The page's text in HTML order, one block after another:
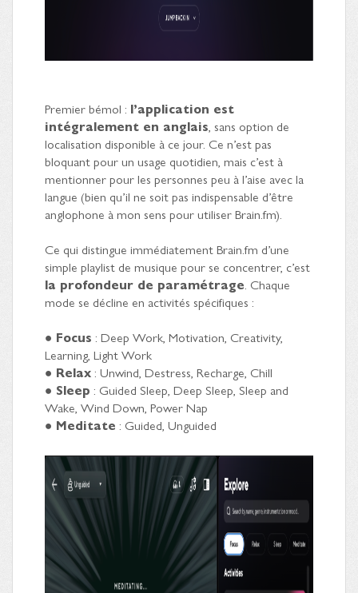
Premier bémol : l’application est
intégralement en anglais, sans option de
localisation disponible à ce jour. Ce n’est pas
bloquant pour un usage quotidien, mais c’est à
mentionner pour les personnes peu à l’aise avec la
langue (bien qu’il ne soit pas indispensable d’être
anglophone à mon sens pour utiliser Brain.fm).
Ce qui distingue immédiatement Brain.fm d’une
simple playlist de musique pour se concentrer, c’est
la profondeur de paramétrage. Chaque
mode se décline en activités spécifiques :
● Focus : Deep Work, Motivation, Creativity,
Learning, Light Work
● Relax: Unwind, Destress, Recharge, Chill
● Sleep : Guided Sleep, Deep Sleep, Sleep and
Wake, Wind Down, Power Nap
● Meditate : Guided, Unguided